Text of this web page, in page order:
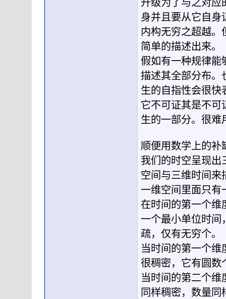
升级为了与之对应
身并且要从它自身
内构无穷之超越
简单的描述出来。
假如有一种规律能
描述其全部分布。
生的自指性会很快
它不可证其是不可
生的一部分。很难
顺便用数学上的补
我们的时空呈现出
空间与三维时间来
一维空间里面只有
在时间的第一个维
一个最小单位时间
疏，仅有无穷个。
当时间的第一个维
很稠密，它有圆数
当时间的第二个维
同样稠密，数量同